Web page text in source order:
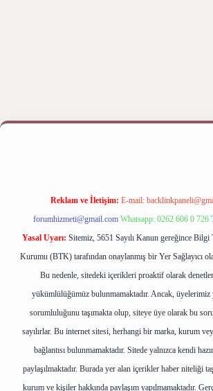
Reklam ve İletişim: E-mail:
forumhizmeti@gmail.com Whatsapp: 0262 606 0 726
Yasal Uyarı: Sitemiz, 5651 Sayılı Kanun gereğince
Kurumu (BTK) tarafından onaylanmış bir Yer Sağlayıcı
Bu nedenle, sitedeki içerikleri proaktif olarak
yükümlülüğümüz bulunmamaktadır. Ancak, üyelerimiz
sorumluluğunu taşımakta olup, siteye üye olarak bu
sayılırlar. Bu internet sitesi, herhangi bir marka, kurum
bağlantısı bulunmamaktadır. Sitede yalnızca kendi
paylaşılmaktadır. Burada yer alan içerikler haber niteliği
kurum ve kişiler hakkında paylaşım yapılmamaktadır.